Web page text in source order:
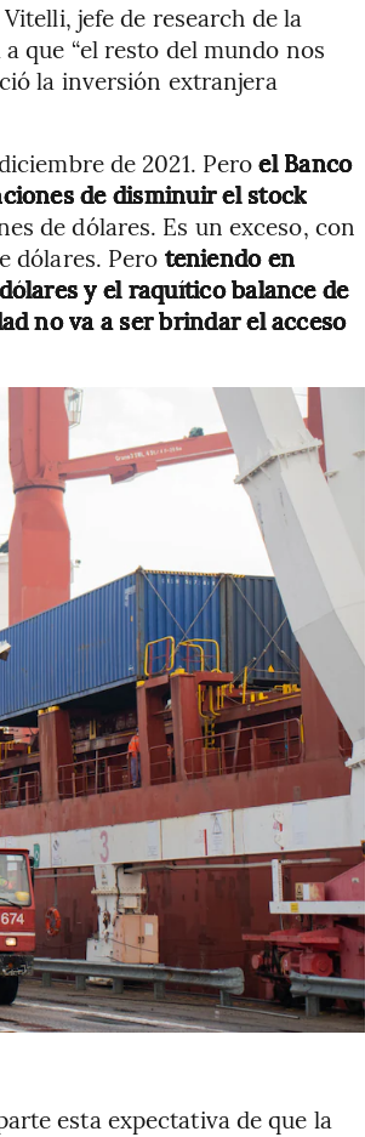
jefe de research de la
a que “el resto del mundo nos
la inversión extranjera
de 2021. Peroel Banco
de disminuir el stock
de dólares. Es un exceso, con
dólares. Pero teniendo en
y el raquítico balance de
no va a ser brindar el acceso
esta expectativa de que la